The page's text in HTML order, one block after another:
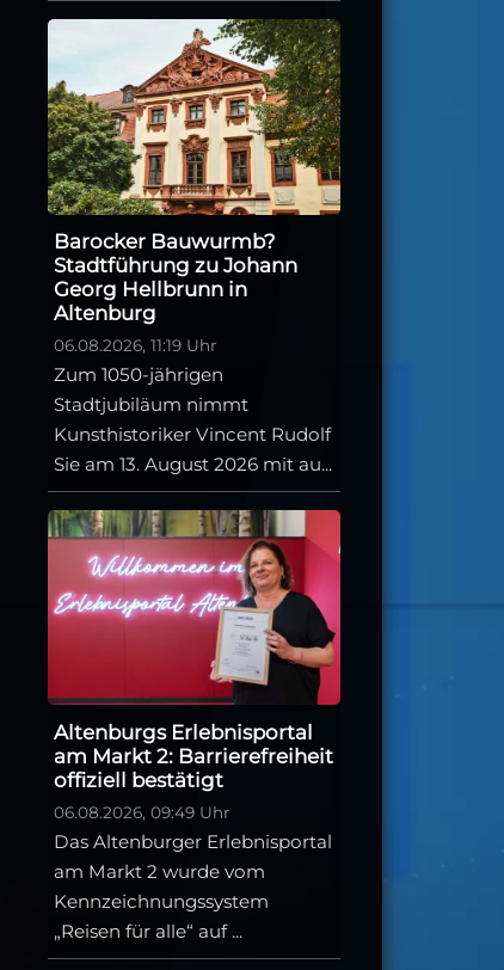
Barocker Bauwurmb?
Stadtführung zu Johann
Georg Hellbrunn in
Altenburg
06.08.2026, 11:19 Uhr
Zum 1050-jährigen
Stadtjubiläum nimmt
Kunsthistoriker Vincent Rudolf
Sie am 13. August 2026 mit au...
Altenburgs Erlebnisportal
am Markt 2: Barrierefreiheit
offiziell bestätigt
06.08.2026, 09:49 Uhr
Das Altenburger Erlebnisportal
am Markt 2 wurde vom
Kennzeichnungssystem
„Reisen für alle“ auf ...